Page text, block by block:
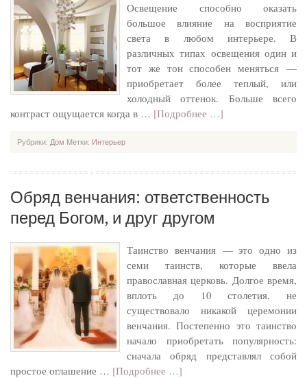
Освещение способно оказать
большое влияние на восприятие
света в любом интерьере. В
различных типах освещения один и
тот же тон способен меняться —
приобретает более теплый, или
холодный оттенок. Больше всего
контраст ощущается когда в … [Подробнее …]
Рубрики: Дом Метки: Интерьер
Обряд венчания: ответственность
перед Богом, и друг другом
Таинство венчания — это одно из
семи таинств, которые ввела
православная церковь. Долгое время,
вплоть до 10 столетия, не
существовало никакой церемонии
венчания. Постепенно это таинство
начало приобретать популярность:
сначала обряд представлял собой
простое оглашение … [Подробнее …]